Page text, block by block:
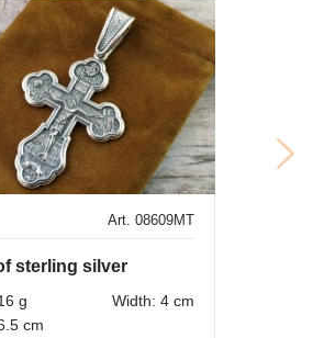
Art. 08609MT
sterling silver
g
Width: 4 cm
cm